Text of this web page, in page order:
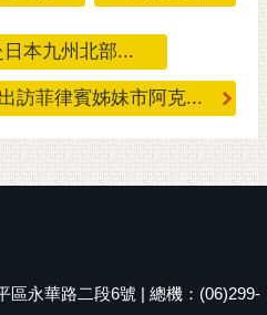
本九州北部...
訪菲律賓姊妹市阿克...
區永華路二段6號 | 總機：(06)299-